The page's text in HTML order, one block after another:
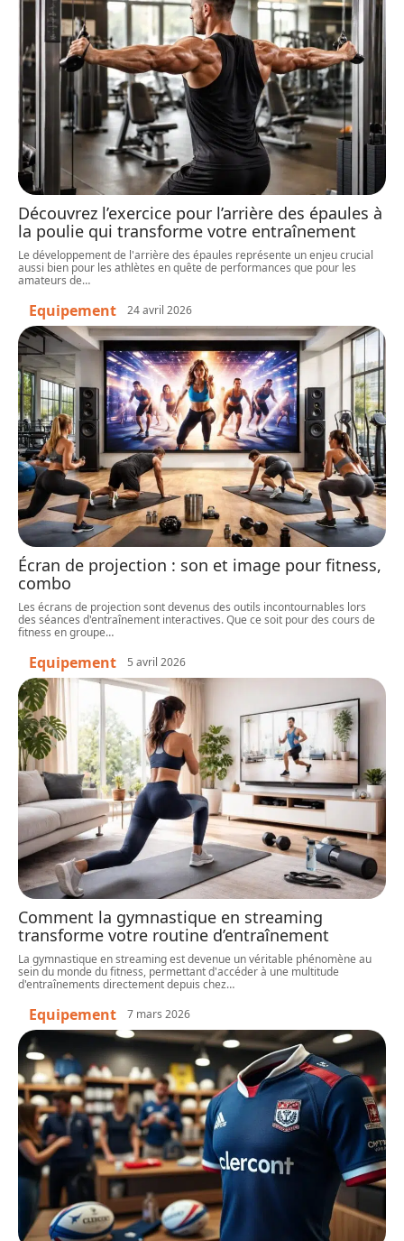
Découvrez l’exercice pour l’arrière des épaules à
la poulie qui transforme votre entraînement
Le développement de l'arrière des épaules représente un enjeu crucial
aussi bien pour les athlètes en quête de performances que pour les
amateurs de…
Equipement 24 avril 2026
Écran de projection : son et image pour fitness,
combo
Les écrans de projection sont devenus des outils incontournables lors
des séances d'entraînement interactives. Que ce soit pour des cours de
fitness en groupe…
Equipement 5 avril 2026
Comment la gymnastique en streaming
transforme votre routine d’entraînement
La gymnastique en streaming est devenue un véritable phénomène au
sein du monde du fitness, permettant d'accéder à une multitude
d'entraînements directement depuis chez…
Equipement 7 mars 2026